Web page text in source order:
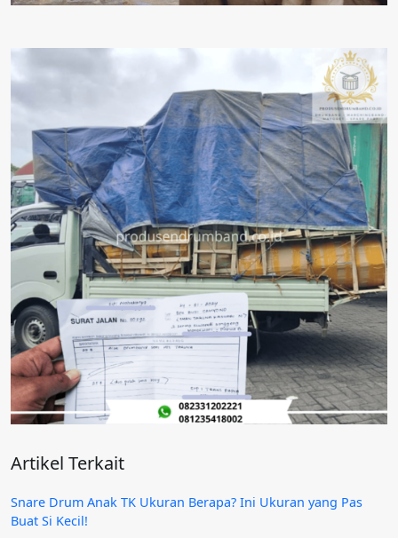
Artikel Terkait
Snare Drum Anak TK Ukuran Berapa? Ini Ukuran yang Pas
Buat Si Kecil!